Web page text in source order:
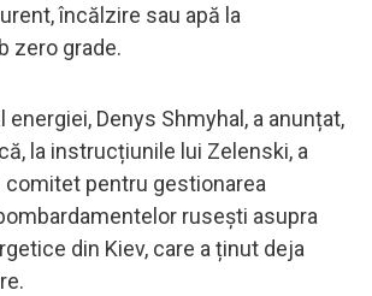
încălzire sau apă la
zero grade.
energiei, Denys Shmyhal, a anunțat,
la instrucțiunile lui Zelenski, a
pentru gestionarea
rusești asupra
din Kiev, care a ținut deja